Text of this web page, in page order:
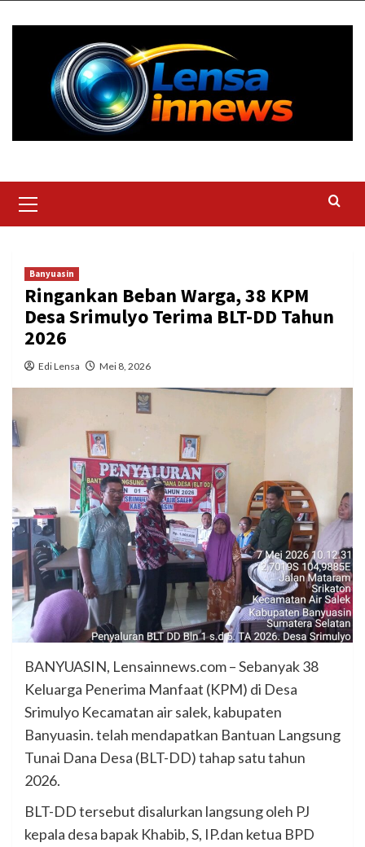
Menu
Banyuasin
Ringankan Beban Warga, 38 KPM
Desa Srimulyo Terima BLT-DD Tahun
2026
Edi Lensa Mei 8, 2026
BANYUASIN, Lensainnews.com – Sebanyak 38
Keluarga Penerima Manfaat (KPM) di Desa
Srimulyo Kecamatan air salek, kabupaten
Banyuasin. telah mendapatkan Bantuan Langsung
Tunai Dana Desa (BLT-DD) tahap satu tahun
2026.
BLT-DD tersebut disalurkan langsung oleh PJ
kepala desa bapak Khabib, S, IP.dan ketua BPD